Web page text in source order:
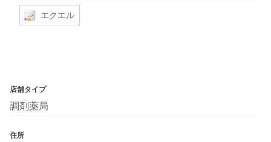
エクエル
店舗タイプ
調剤薬局
住所